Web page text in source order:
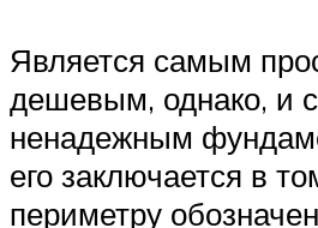
Является самым
дешевым, однако, и
ненадежным
его заключается в
периметру